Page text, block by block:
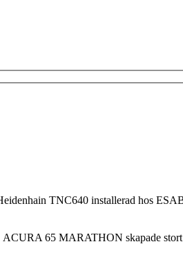
TNC640 installerad hos
65 MARATHON skapade stort